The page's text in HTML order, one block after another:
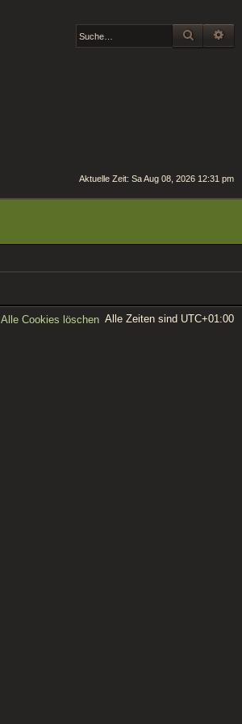
SUCHE
Aktuelle Zeit: Sa Aug 08, 2026 12:31 pm
Alle Zeiten sind UTC+01:00
Alle Cookies löschen